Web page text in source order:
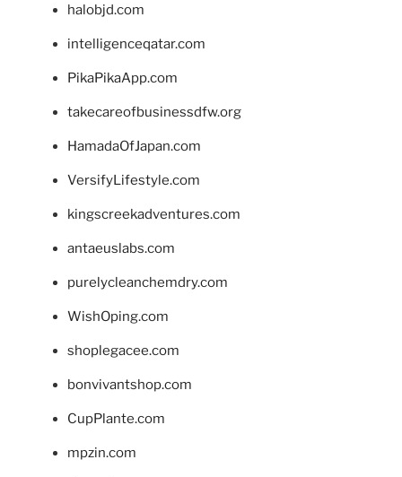
halobjd.com
intelligenceqatar.com
PikaPikaApp.com
takecareofbusinessdfw.org
HamadaOfJapan.com
VersifyLifestyle.com
kingscreekadventures.com
antaeuslabs.com
purelycleanchemdry.com
WishOping.com
shoplegacee.com
bonvivantshop.com
CupPlante.com
mpzin.com